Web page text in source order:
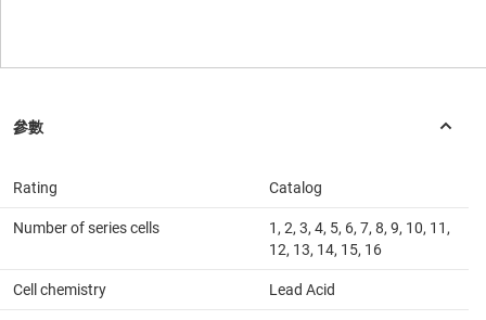
Rating Catalog
Number of series cells
1, 2, 3, 4, 5, 6, 7, 8, 9, 10, 11,
12, 13, 14, 15, 16
Cell chemistry Lead Acid